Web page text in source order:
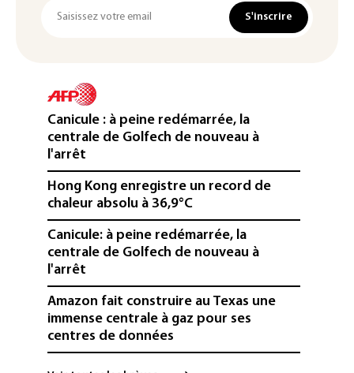
S'inscrire
Canicule : à peine redémarrée, la
centrale de Golfech de nouveau à
l'arrêt
Hong Kong enregistre un record de
chaleur absolu à 36,9°C
Canicule: à peine redémarrée, la
centrale de Golfech de nouveau à
l'arrêt
Amazon fait construire au Texas une
immense centrale à gaz pour ses
centres de données
L'UE demande à Meta et TikTok de